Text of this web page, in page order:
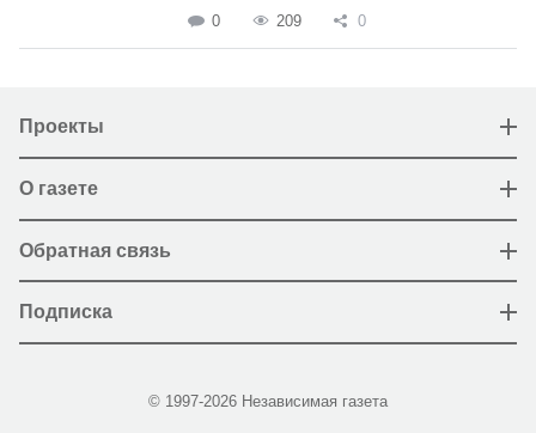
0 209 0
Проекты
О газете
Обратная связь
Подписка
© 1997-2026 Независимая газета